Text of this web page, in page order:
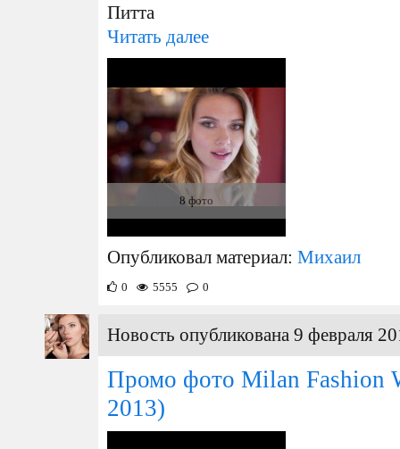
Питта
Читать далее
8 фото
Опубликовал материал: Михаил
0 5555 0
Новость опубликована 9 февраля
Промо фото Milan Fashion
2013)